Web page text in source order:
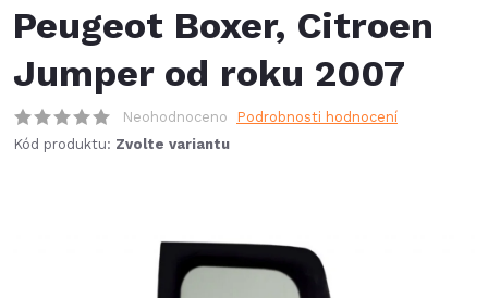
Peugeot Boxer, Citroen
Jumper od roku 2007
Neohodnoceno
Podrobnosti hodnocení
Kód produktu: Zvolte variantu